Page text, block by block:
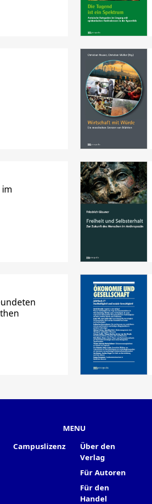
MENU
Campuslizenz
Über den
Verlag
Für Autoren
Für den
Handel